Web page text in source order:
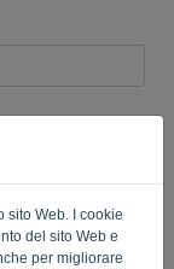
sito Web. I cookie
del sito Web e
per migliorare